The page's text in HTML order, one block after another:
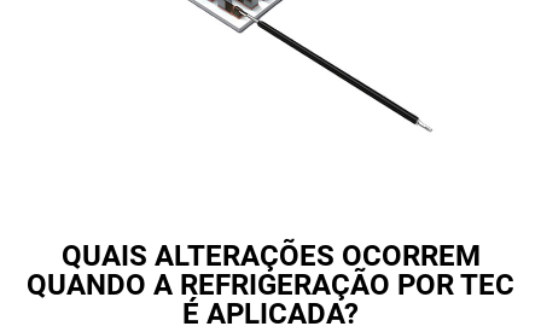
QUAIS ALTERAÇÕES OCORREM
QUANDO A REFRIGERAÇÃO POR TEC
É APLICADA?